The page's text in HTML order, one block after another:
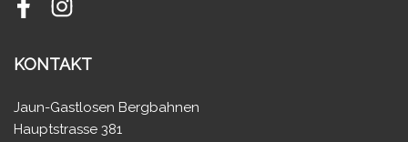
FacebookInstagram
KONTAKT
Jaun-Gastlosen Bergbahnen
Hauptstrasse 381